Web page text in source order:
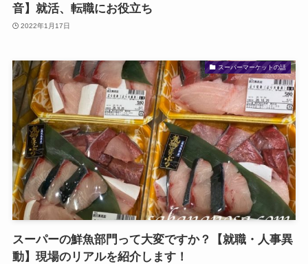
音】就活、転職にお役立ち
2022年1月17日
スーパーマーケットの話
スーパーの鮮魚部門って大変ですか？【就職・人事異
動】現場のリアルを紹介します！